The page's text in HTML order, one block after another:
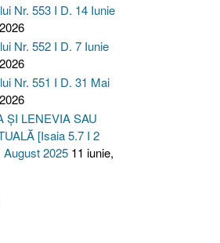
Nr. 553 I D. 14 Iunie
Nr. 552 I D. 7 Iunie
Nr. 551 I D. 31 Mai
ȘI LENEVIA SAU
[Isaia 5.7 I 2
August 2025 11 iunie,